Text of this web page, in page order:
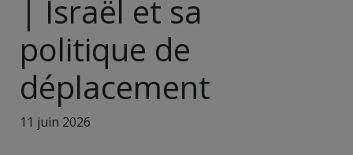
| Israël et sa
politique de
déplacement
11 juin 2026